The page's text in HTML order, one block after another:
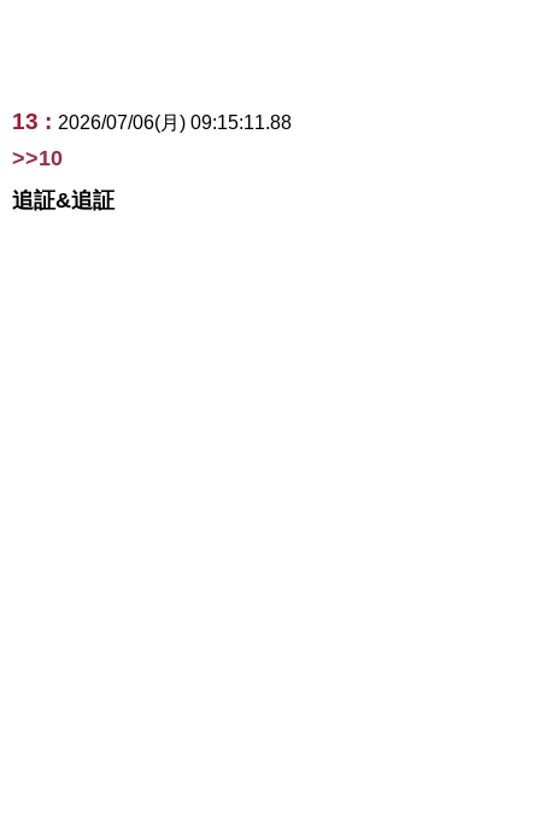
13 : 2026/07/06(月) 09:15:11.88
>>10
追証&追証